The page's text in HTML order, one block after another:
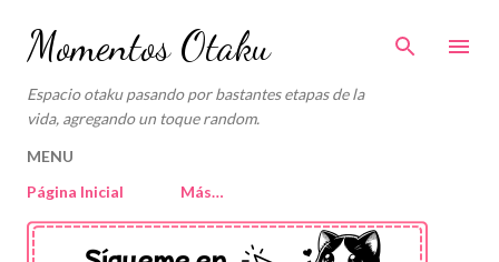
Ir al contenido principal
Momentos Otaku
Espacio otaku pasando por bastantes etapas de la
vida, agregando un toque random.
MENU
Página Inicial
Más…